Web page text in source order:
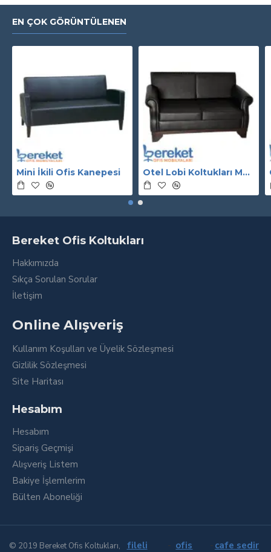
EN ÇOK GÖRÜNTÜLENEN
Mini İkili Ofis Kanepesi Otel Lobi Koltukları Modelleri
Bereket Ofis Koltukları
Hakkımızda
Sıkça Sorulan Sorular
İletişim
Online Alışveriş
Kullanım Koşulları ve Üyelik Sözleşmesi
Gizlilik Sözleşmesi
Site Haritası
Hesabım
Hesabım
Sipariş Geçmişi
Alışveriş Listem
Bakiye İşlemlerim
Bülten Aboneliği
© 2019 Bereket Ofis Koltukları, fileli - ofis - cafe sedir